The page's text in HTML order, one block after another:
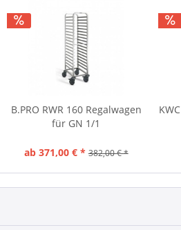
B.PRO RWR 160 Regalwagen
für GN 1/1
ab 371,00 € * 382,00 € *